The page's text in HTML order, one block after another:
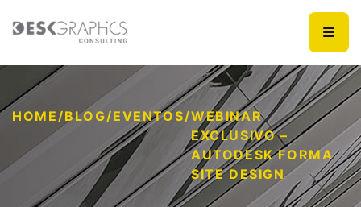
HOME/BLOG/EVENTOS/WEBINAR
EXCLUSIVO –
AUTODESK FORMA
SITE DESIGN